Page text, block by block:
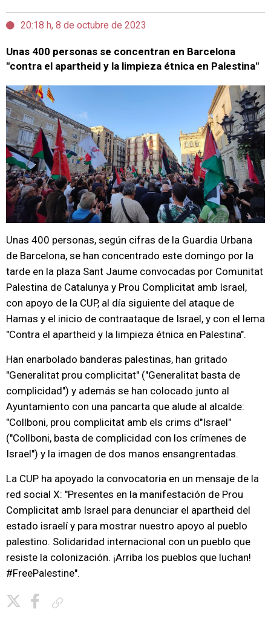
20:18 h, 8 de octubre de 2023
Unas 400 personas se concentran en Barcelona
"contra el apartheid y la limpieza étnica en Palestina"
Unas 400 personas, según cifras de la Guardia Urbana
de Barcelona, se han concentrado este domingo por la
tarde en la plaza Sant Jaume convocadas por Comunitat
Palestina de Catalunya y Prou Complicitat amb Israel,
con apoyo de la CUP, al día siguiente del ataque de
Hamas y el inicio de contraataque de Israel, y con el lema
"Contra el apartheid y la limpieza étnica en Palestina".
Han enarbolado banderas palestinas, han gritado
"Generalitat prou complicitat" ("Generalitat basta de
complicidad") y además se han colocado junto al
Ayuntamiento con una pancarta que alude al alcalde:
"Collboni, prou complicitat amb els crims d"Israel"
("Collboni, basta de complicidad con los crímenes de
Israel") y la imagen de dos manos ensangrentadas.
La CUP ha apoyado la convocatoria en un mensaje de la
red social X: "Presentes en la manifestación de Prou
Complicitat amb Israel para denunciar el apartheid del
estado israelí y para mostrar nuestro apoyo al pueblo
palestino. Solidaridad internacional con un pueblo que
resiste la colonización. ¡Arriba los pueblos que luchan!
#FreePalestine".